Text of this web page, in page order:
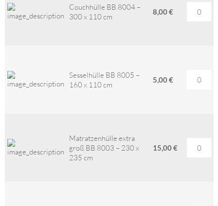
Couchhülle BB 8004 –
300 x 110 cm
8,00 €
Sesselhülle BB 8005 –
160 x 110 cm
5,00 €
Matratzenhülle extra
groß BB 8003 – 230 x
235 cm
15,00 €